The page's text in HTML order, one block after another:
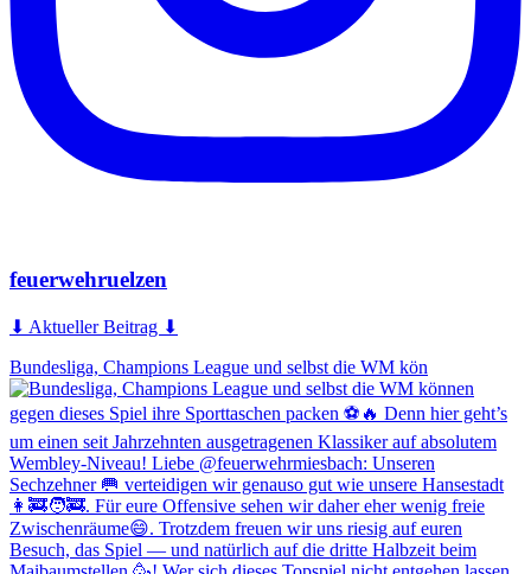
feuerwehruelzen
⬇ Aktueller Beitrag ⬇
Bundesliga, Champions League und selbst die WM kön